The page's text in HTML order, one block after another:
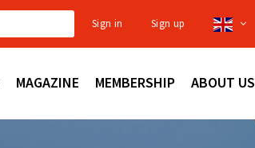
Sign in Sign up
MAGAZINE MEMBERSHIP ABOUT US